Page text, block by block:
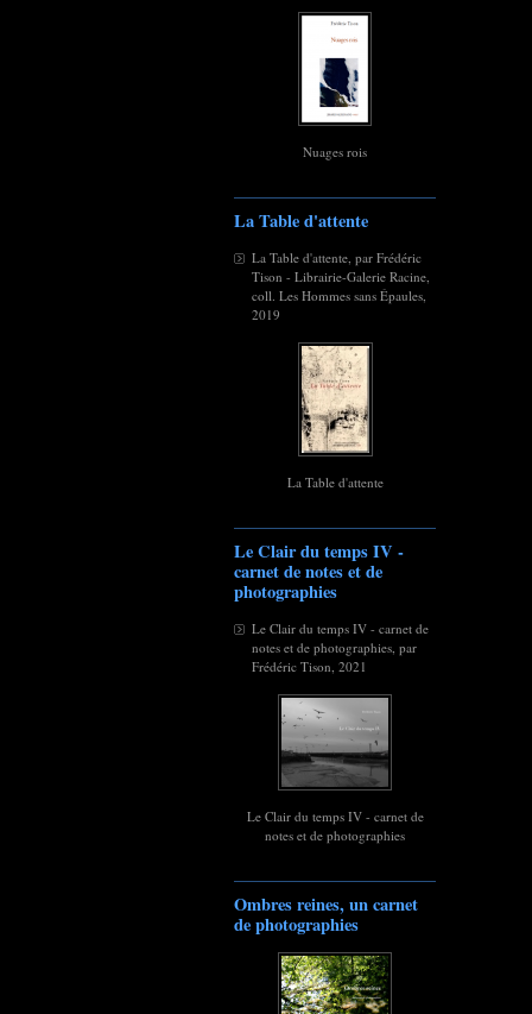
Nuages rois
La Table d'attente
La Table d'attente, par Frédéric
Tison - Librairie-Galerie Racine,
coll. Les Hommes sans Épaules,
2019
La Table d'attente
Le Clair du temps IV -
carnet de notes et de
photographies
Le Clair du temps IV - carnet de
notes et de photographies, par
Frédéric Tison, 2021
Le Clair du temps IV - carnet de
notes et de photographies
Ombres reines, un carnet
de photographies